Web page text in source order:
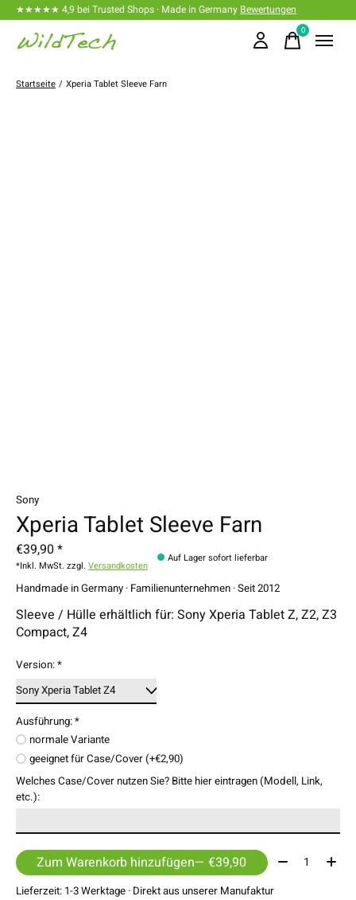
★★★★★ 4,9 bei Trusted Shops · Made in Germany Bewertungen
0items
Startseite / Xperia Tablet Sleeve Farn
Sony
Xperia Tablet Sleeve Farn
€39,90 *
*Inkl. MwSt. zzgl. Versandkosten
Auf Lager sofort lieferbar
Handmade in Germany · Familienunternehmen · Seit 2012
Sleeve / Hülle erhältlich für: Sony Xperia Tablet Z, Z2, Z3
Compact, Z4
Version:*
Ausführung:*
normale Variante
geeignet für Case/Cover (+€2,90)
Welches Case/Cover nutzen Sie? Bitte hier eintragen (Modell, Link,
etc.):
Zum Warenkorb hinzufügen — €39,90 Menge:
Lieferzeit: 1-3 Werktage · Direkt aus unserer Manufaktur